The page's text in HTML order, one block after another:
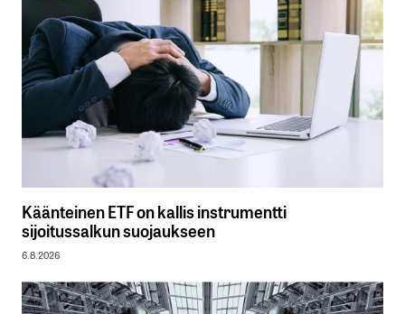
Käänteinen ETF on kallis instrumentti
sijoitussalkun suojaukseen
6.8.2026